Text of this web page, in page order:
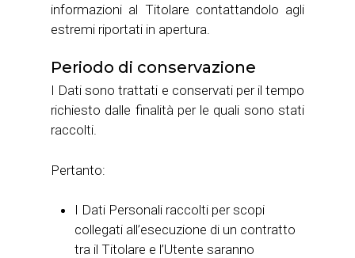
informazioni al Titolare contattandolo agli
estremi riportati in apertura.
Periodo di conservazione
I Dati sono trattati e conservati per il tempo
richiesto dalle finalità per le quali sono stati
raccolti.
Pertanto:
I Dati Personali raccolti per scopi
collegati all’esecuzione di un contratto
tra il Titolare e l’Utente saranno